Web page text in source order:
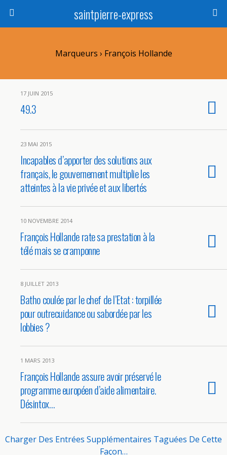
saintpierre-express
Marqueurs › François Hollande
17 JUIN 2015
49.3
23 MAI 2015
Incapables d’apporter des solutions aux
français, le gouvernement multiplie les
atteintes à la vie privée et aux libertés
10 NOVEMBRE 2014
François Hollande rate sa prestation à la
télé mais se cramponne
8 JUILLET 2013
Batho coulée par le chef de l’Etat : torpillée
pour outrecuidance ou sabordée par les
lobbies ?
1 MARS 2013
François Hollande assure avoir préservé le
programme européen d’aide alimentaire.
Désintox…
Charger Des Entrées Supplémentaires Taguées De Cette
Façon…